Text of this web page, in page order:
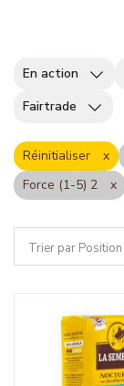
En action
Fairtrade
Réinitialiser
Force (1-5) 2